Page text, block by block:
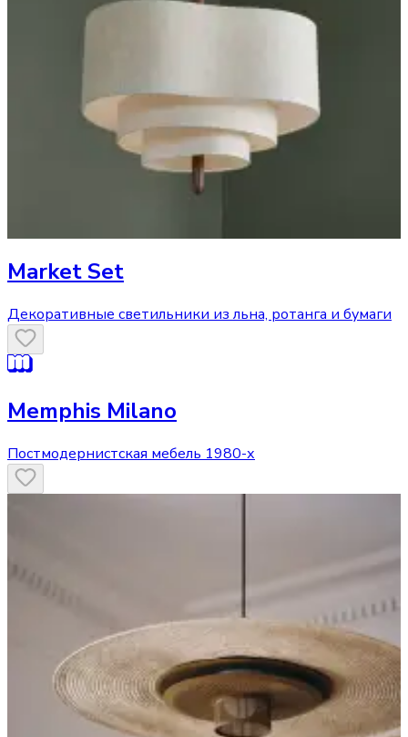
Market Set
Декоративные светильники из льна, ротанга и бумаги
Memphis Milano
Постмодернистская мебель 1980-х